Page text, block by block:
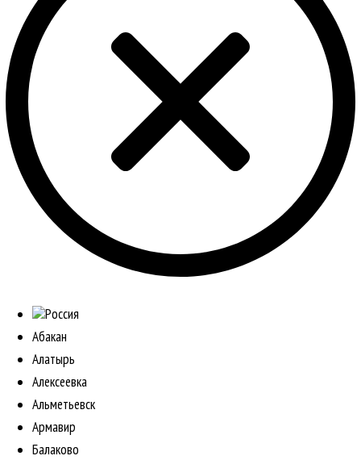
Россия
Абакан
Алатырь
Алексеевка
Альметьевск
Армавир
Балаково